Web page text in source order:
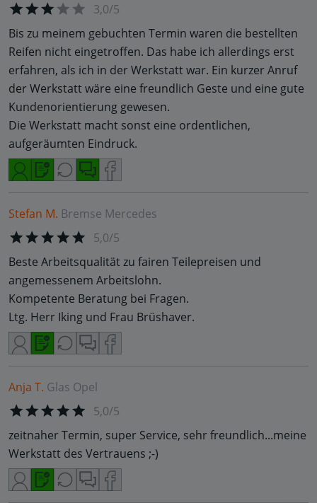
3,0/5
Bis zu meinem gebuchten Termin waren die bestellten
Reifen nicht eingetroffen. Das habe ich allerdings erst
erfahren, als ich in der Werkstatt war. Ein kurzer Anruf
der Werkstatt wäre eine freundlich Geste und eine gute
Kundenorientierung gewesen.
Die Werkstatt macht sonst eine ordentlichen,
aufgeräumten Eindruck.
Stefan M. Bremse Mercedes
5,0/5
Beste Arbeitsqualität zu fairen Teilepreisen und
angemessenem Arbeitslohn.
Kompetente Beratung bei Fragen.
Ltg. Herr Iking und Frau Brüshaver.
Anja T. Glas Opel
5,0/5
zeitnaher Termin, super Service, sehr freundlich...meine
Werkstatt des Vertrauens ;-)